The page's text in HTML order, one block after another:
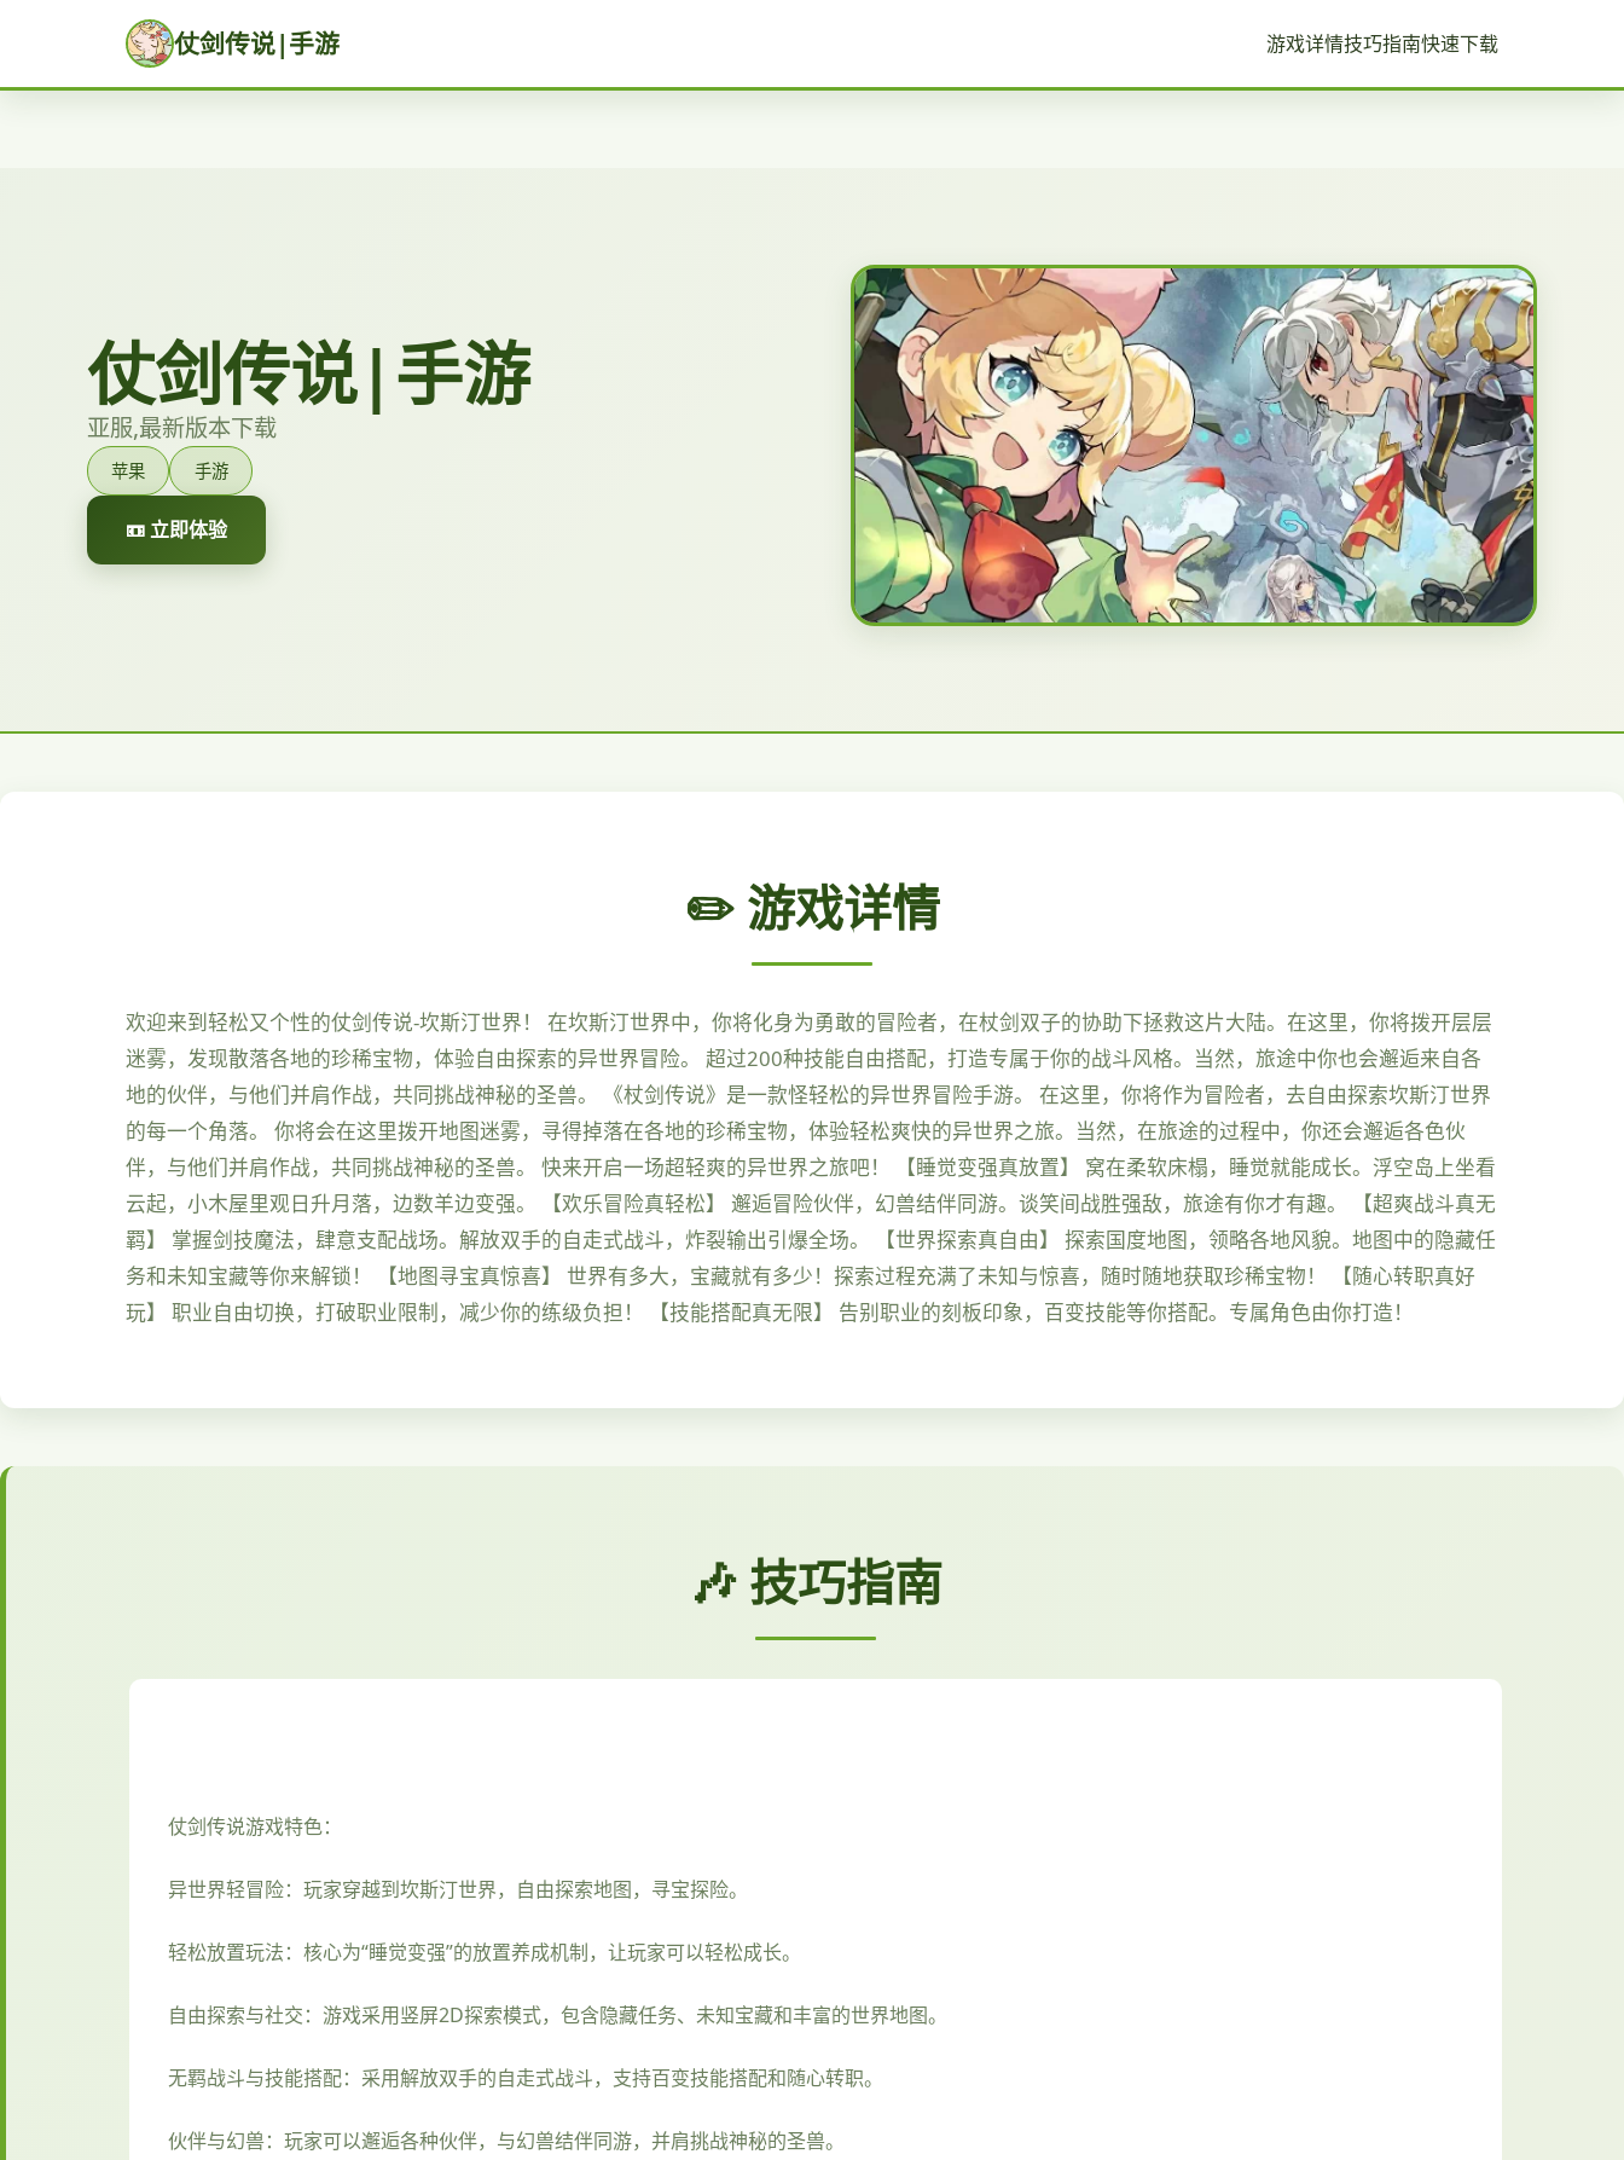
仗剑传说|手游 游戏详情技巧指南快速下载
仗剑传说|手游
亚服,最新版本下载
苹果 手游
📼 立即体验
✏️ 游戏详情
欢迎来到轻松又个性的仗剑传说-坎斯汀世界！ 在坎斯汀世界中，你将化身为勇敢的冒险者，在杖剑双子的协助下拯救这片大陆。在这里，你将拨开层层
迷雾，发现散落各地的珍稀宝物，体验自由探索的异世界冒险。 超过200种技能自由搭配，打造专属于你的战斗风格。当然，旅途中你也会邂逅来自各
地的伙伴，与他们并肩作战，共同挑战神秘的圣兽。 《杖剑传说》是一款怪轻松的异世界冒险手游。 在这里，你将作为冒险者，去自由探索坎斯汀世界
的每一个角落。 你将会在这里拨开地图迷雾，寻得掉落在各地的珍稀宝物，体验轻松爽快的异世界之旅。当然，在旅途的过程中，你还会邂逅各色伙
伴，与他们并肩作战，共同挑战神秘的圣兽。 快来开启一场超轻爽的异世界之旅吧！ 【睡觉变强真放置】 窝在柔软床榻，睡觉就能成长。浮空岛上坐看
云起，小木屋里观日升月落，边数羊边变强。 【欢乐冒险真轻松】 邂逅冒险伙伴，幻兽结伴同游。谈笑间战胜强敌，旅途有你才有趣。 【超爽战斗真无
羁】 掌握剑技魔法，肆意支配战场。解放双手的自走式战斗，炸裂输出引爆全场。 【世界探索真自由】 探索国度地图，领略各地风貌。地图中的隐藏任
务和未知宝藏等你来解锁！ 【地图寻宝真惊喜】 世界有多大，宝藏就有多少！探索过程充满了未知与惊喜，随时随地获取珍稀宝物！ 【随心转职真好
玩】 职业自由切换，打破职业限制，减少你的练级负担！ 【技能搭配真无限】 告别职业的刻板印象，百变技能等你搭配。专属角色由你打造！
🎶 技巧指南
仗剑传说游戏特色：
异世界轻冒险：玩家穿越到坎斯汀世界，自由探索地图，寻宝探险。
轻松放置玩法：核心为“睡觉变强”的放置养成机制，让玩家可以轻松成长。
自由探索与社交：游戏采用竖屏2D探索模式，包含隐藏任务、未知宝藏和丰富的世界地图。
无羁战斗与技能搭配：采用解放双手的自走式战斗，支持百变技能搭配和随心转职。
伙伴与幻兽：玩家可以邂逅各种伙伴，与幻兽结伴同游，并肩挑战神秘的圣兽。